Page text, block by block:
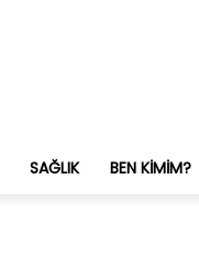
SAĞLIK BEN KIMIM?